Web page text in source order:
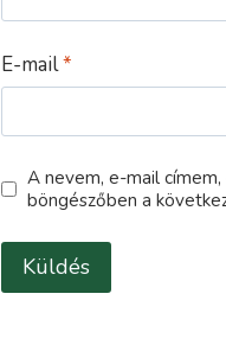
E-mail*
A nevem, e-mail
böngészőben a